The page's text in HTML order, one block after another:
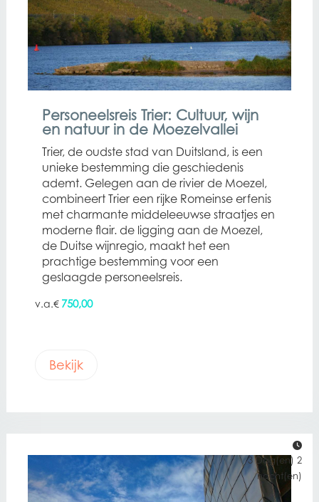
Personeelsreis Trier: Cultuur, wijn
en natuur in de Moezelvallei
Trier, de oudste stad van Duitsland, is een
unieke bestemming die geschiedenis
ademt. Gelegen aan de rivier de Moezel,
combineert Trier een rijke Romeinse erfenis
met charmante middeleeuwse straatjes en
moderne flair. de ligging aan de Moezel,
de Duitse wijnregio, maakt het een
prachtige bestemming voor een
geslaagde personeelsreis.
€ 750,00
Bekijk
3 Dag(en) 2
nacht(en)